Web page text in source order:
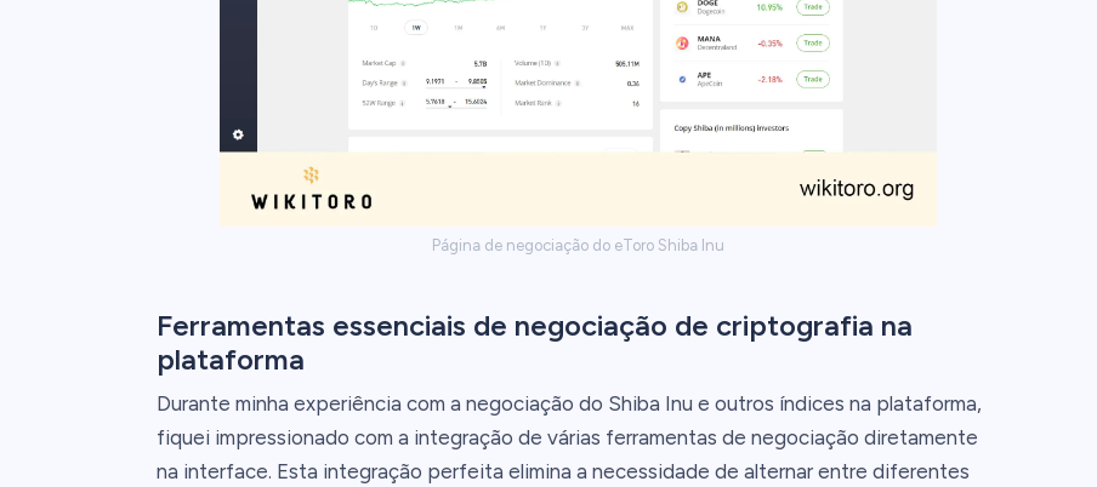
Página de negociação do eToro Shiba Inu
Ferramentas essenciais de negociação de criptografia na
plataforma
Durante minha experiência com a negociação do Shiba Inu e outros índices na plataforma,
fiquei impressionado com a integração de várias ferramentas de negociação diretamente
na interface. Esta integração perfeita elimina a necessidade de alternar entre diferentes